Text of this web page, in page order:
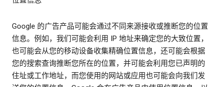
Google 的广告产品可能会通过不同来源接收或推断您的位置
信息。例如，我们可能会利用 IP 地址来确定您的大致位置，
也可能会从您的移动设备收集精确位置信息，还可能会根据
您的搜索查询推断您所在的位置，并可能会利用您已声明的
住址或工作地址，而您使用的网站或应用也可能会向我们发